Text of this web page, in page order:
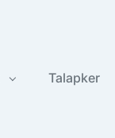
Talapker